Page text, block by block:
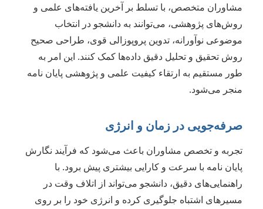
مشاوران متخصص، با تسلط بر آخرین یافته‌های علمی و
روش‌های پژوهشی، می‌توانند به دانشجو در انتخاب
موضوعی نوآورانه، تدوین پروپوزالی قوی، طراحی صحیح
روش تحقیق و تحلیل دقیق داده‌ها کمک کنند. این امر به
طور مستقیم به ارتقاء کیفیت علمی و پژوهشی پایان نامه
منجر می‌شود.
صرفه‌جویی در زمان و انرژی
تجربه و تخصص مشاوران باعث می‌شود که فرآیند نگارش
پایان نامه با سرعت و کارایی بیشتری پیش برود. با
راهنمایی‌های دقیق، دانشجو می‌تواند از اتلاف وقت در
مسیرهای اشتباه جلوگیری کرده و انرژی خود را بر روی